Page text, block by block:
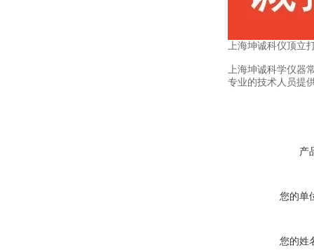
上海坤诚科仪顶立
上海坤诚科学仪器
专业的技术人员提
产
您的单
您的姓